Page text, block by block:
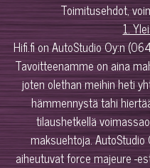
Toimitusehdot,
1.
Hifi.fi on AutoStudio Oy:n
Tavoitteenamme on aina
joten olethan meihin heti
hämmennystä tahi
tilaushetkellä
maksuehtoja.
aiheutuvat force majeure -